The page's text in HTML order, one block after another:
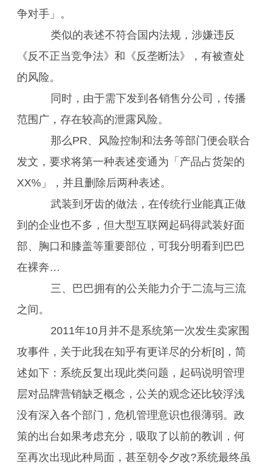
争对手」。
类似的表述不符合国内法规，涉嫌违反
《反不正当竞争法》和《反垄断法》，有被查处
的风险。
同时，由于需下发到各销售分公司，传播
范围广，存在较高的泄露风险。
那么PR、风险控制和法务等部门便会联合
发文，要求将第一种表述变通为「产品占货架的
XX%」，并且删除后两种表述。
武装到牙齿的做法，在传统行业能真正做
到的企业也不多，但大型互联网起码得武装好面
部、胸口和膝盖等重要部位，可我分明看到巴巴
在裸奔…
三、巴巴拥有的公关能力介于二流与三流
之间。
2011年10月并不是系统第一次发生卖家围
攻事件，关于此我在知乎有更详尽的分析[8]，简
述如下：系统反复出现此类问题，起码说明管理
层对品牌营销缺乏概念，公关的观念还比较浮浅
没有深入各个部门，危机管理意识也很薄弱。政
策的出台如果考虑充分，吸取了以前的教训，何
至再次出现此种局面，甚至朝令夕改?系统最终虽